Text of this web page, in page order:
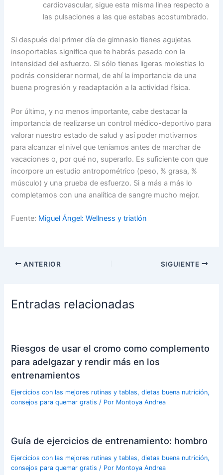
cardiovascular, sigue esta misma linea respecto a
las pulsaciones a las que estabas acostumbrado.
Si después del primer día de gimnasio tienes agujetas
insoportables significa que te habrás pasado con la
intensidad del esfuerzo. Si sólo tienes ligeras molestias lo
podrás considerar normal, de ahí la importancia de una
buena progresión y readaptación a la actividad física.
Por último, y no menos importante, cabe destacar la
importancia de realizarse un control médico-deportivo para
valorar nuestro estado de salud y así poder motivarnos
para alcanzar el nivel que teníamos antes de marchar de
vacaciones o, por qué no, superarlo. Es suficiente con que
incorpore un estudio antropométrico (peso, % grasa, %
músculo) y una prueba de esfuerzo. Si a más a más lo
completamos con una analítica de sangre mucho mejor.
Fuente: Miguel Ángel: Wellness y triatlón
ANTERIOR SIGUIENTE
Entradas relacionadas
Riesgos de usar el cromo como complemento
para adelgazar y rendir más en los
entrenamientos
Ejercicios con las mejores rutinas y tablas, dietas buena nutrición,
consejos para quemar gratis / Por Montoya Andrea
Guía de ejercicios de entrenamiento: hombro
Ejercicios con las mejores rutinas y tablas, dietas buena nutrición,
consejos para quemar gratis / Por Montoya Andrea